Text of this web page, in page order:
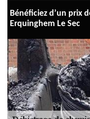
Bénéficiez d’un prix
Erquinghem Le Sec